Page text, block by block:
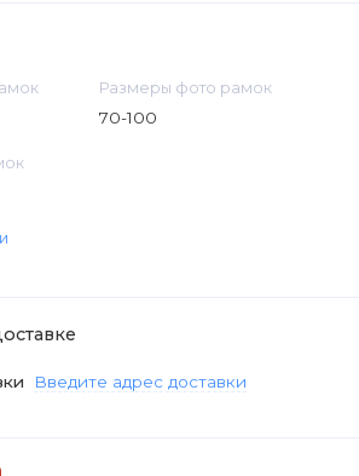
Размеры фото рамок
70-100
Введите адрес доставки